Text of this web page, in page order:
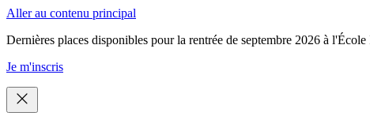
Aller au contenu principal
Dernières places disponibles pour la rentrée de septembre 2026 à
Je m'inscris